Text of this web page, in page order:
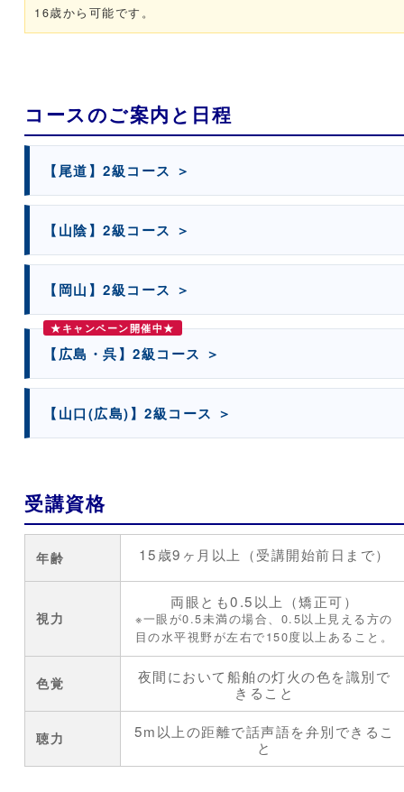
16歳から可能です。
コースのご案内と日程
【尾道】2級コース ＞
【山陰】2級コース ＞
【岡山】2級コース ＞
★キャンペーン開催中★
【広島・呉】2級コース ＞
【山口(広島)】2級コース ＞
受講資格
年齢 15歳9ヶ月以上（受講開始前日まで）
視力
両眼とも0.5以上（矯正可）
※一眼が0.5未満の場合、0.5以上見える方の
目の水平視野が左右で150度以上あること。
色覚
夜間において船舶の灯火の色を識別で
きること
聴力
5m以上の距離で話声語を弁別できるこ
と